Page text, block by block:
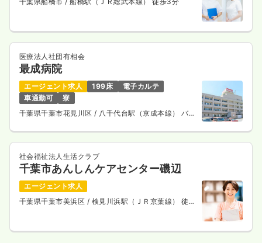
医療法人社団有相会
最成病院
エージェント求人 199床
電子カルテ
車通勤可
寮
千葉県千葉市花見川区/ 八千代台駅（京成本線） バス
社会福祉法人生活クラブ
千葉市あんしんケアセンター磯辺
エージェント求人
千葉県千葉市美浜区 / 検見川浜駅（ＪＲ京葉線） 徒歩